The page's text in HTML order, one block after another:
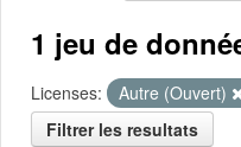
1 jeu de
Licenses: Autre (Ouvert)
Filtrer les resultats